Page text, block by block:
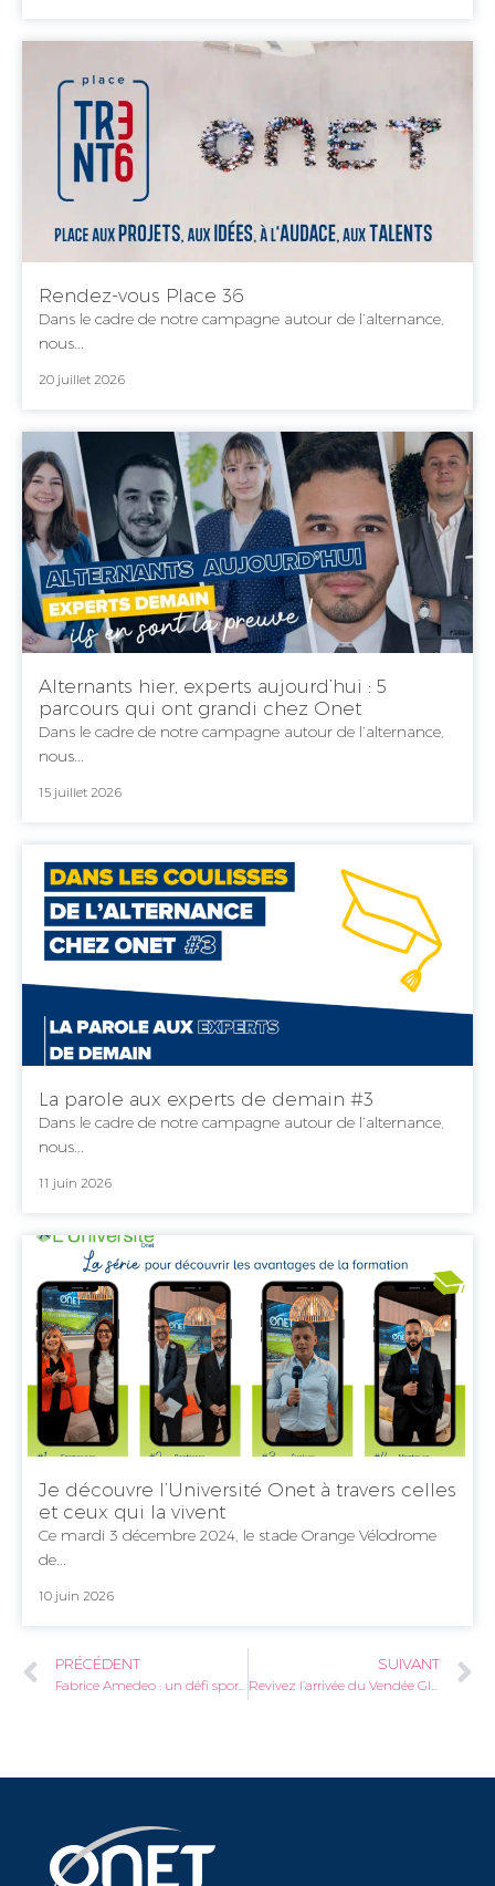
Rendez-vous Place 36
Dans le cadre de notre campagne autour de l’alternance,
nous...
20 juillet 2026
Alternants hier, experts aujourd’hui : 5
parcours qui ont grandi chez Onet
Dans le cadre de notre campagne autour de l’alternance,
nous...
15 juillet 2026
La parole aux experts de demain #3
Dans le cadre de notre campagne autour de l’alternance,
nous...
11 juin 2026
Je découvre l’Université Onet à travers celles
et ceux qui la vivent
Ce mardi 3 décembre 2024, le stade Orange Vélodrome
de...
10 juin 2026
PRÉCÉDENT SUIVANT